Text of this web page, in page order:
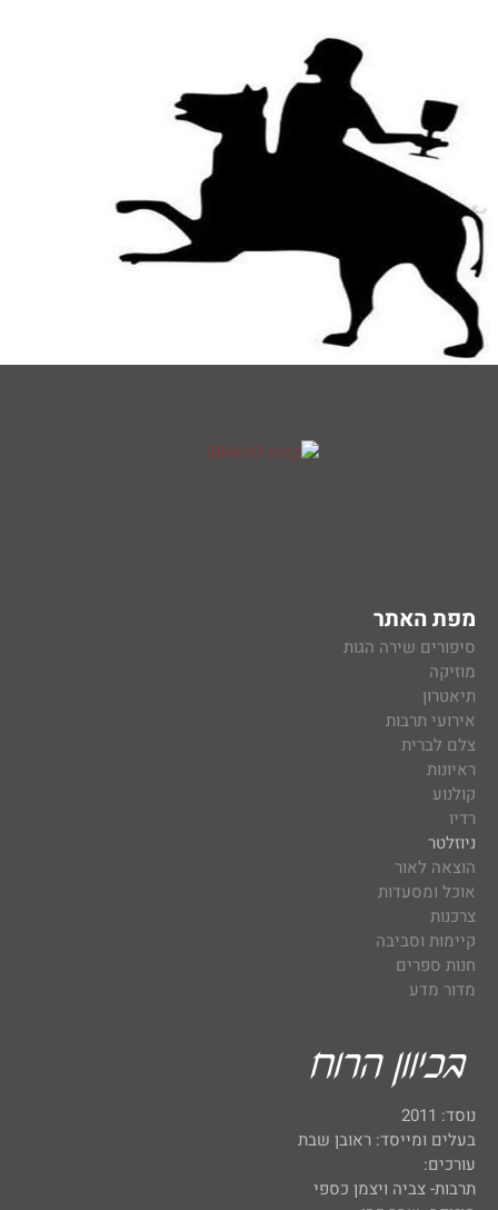
מפת האתר
סיפורים שירה הגות
מוזיקה
תיאטרון
אירועי תרבות
צלם לברית
ראיונות
קולנוע
רדיו
ניוזלטר
הוצאה לאור
אוכל ומסעדות
צרכנות
קיימות וסביבה
חנות ספרים
מדור מדע
נוסד: 2011
בעלים ומייסד: ראובן שבת
עורכים:
תרבות- צביה ויצמן כספי